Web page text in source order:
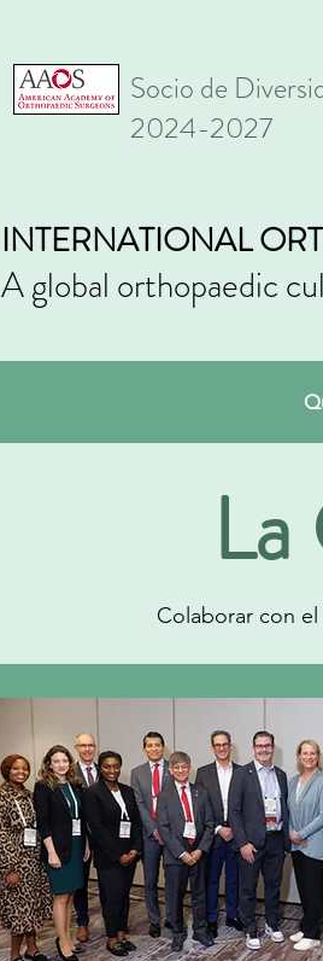
Socio de
2024-2027
INTERNATIONAL
A global orthopaedic
Colaborar con